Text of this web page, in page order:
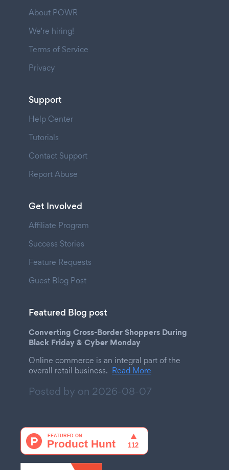
About POWR
We're hiring!
Terms of Service
Privacy
Support
Help Center
Tutorials
Contact Support
Report Abuse
Get Involved
Affiliate Program
Success Stories
Feature Requests
Guest Blog Post
Featured Blog post
Converting Cross-Border Shoppers During
Black Friday & Cyber Monday
Online commerce is an integral part of the
overall retail business. Read More
Posted by on 2026-08-07